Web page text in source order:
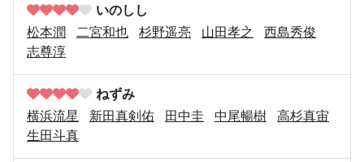
いのしし
松本潤
二宮和也 杉野遥亮 山田孝之
西島秀俊
志尊淳
ねずみ
横浜流星
新田真剣佑 田中圭 中尾暢樹
高杉真宙
生田斗真